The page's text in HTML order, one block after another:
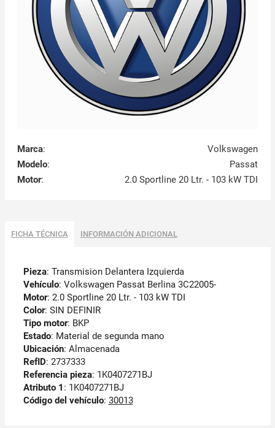
Marca:
Volkswagen
Modelo:
Passat
Motor: 2.0 Sportline 20 Ltr. - 103 kW TDI
FICHA TÉCNICA INFORMACIÓN ADICIONAL
Pieza: Transmision Delantera Izquierda
Vehículo: Volkswagen Passat Berlina 3C22005-
Motor: 2.0 Sportline 20 Ltr. - 103 kW TDI
Color: SIN DEFINIR
Tipo motor: BKP
Estado: Material de segunda mano
Ubicación: Almacenada
RefID: 2737333
Referencia pieza: 1K0407271BJ
Atributo 1 : 1K0407271BJ
Código del vehículo: 30013